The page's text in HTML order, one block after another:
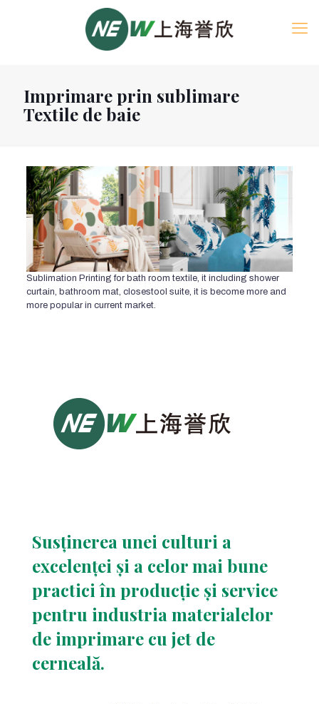
Imprimare prin sublimare
Textile de baie
Sublimation Printing for bath room textile, it including shower
curtain, bathroom mat, closestool suite, it is become more and
more popular in current market.
Susținerea unei culturi a
excelenței și a celor mai bune
practici în producție și service
pentru industria materialelor
de imprimare cu jet de
cerneală.